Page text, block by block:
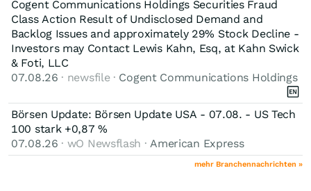
Cogent Communications Holdings Securities Fraud
Class Action Result of Undisclosed Demand and
Backlog Issues and approximately 29% Stock Decline -
Investors may Contact Lewis Kahn, Esq, at Kahn Swick
& Foti, LLC
07.08.26 · newsfile · Cogent Communications Holdings
Börsen Update: Börsen Update USA - 07.08. - US Tech
100 stark +0,87 %
07.08.26 · wO Newsflash · American Express
mehr Branchennachrichten »